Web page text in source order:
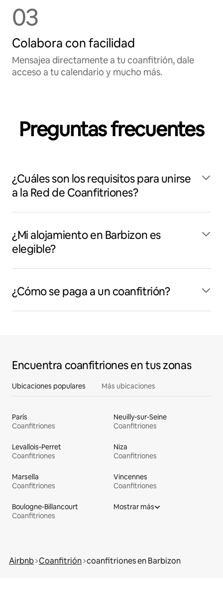
03
Colabora con facilidad
Mensajea directamente a tu coanfitrión, dale
acceso a tu calendario y mucho más.
Preguntas frecuentes
¿Cuáles son los requisitos para unirse
a la Red de Coanfitriones?
¿Mi alojamiento en Barbizon es
elegible?
¿Cómo se paga a un coanfitrión?
Encuentra coanfitriones en tus zonas
Ubicaciones populares Más ubicaciones
París
Coanfitriones
Neuilly-sur-Seine
Coanfitriones
Levallois-Perret
Coanfitriones
Niza
Coanfitriones
Marsella
Coanfitriones
Vincennes
Coanfitriones
Boulogne-Billancourt
Coanfitriones
Mostrar más
Airbnb Coanfitrión coanfitriones en Barbizon